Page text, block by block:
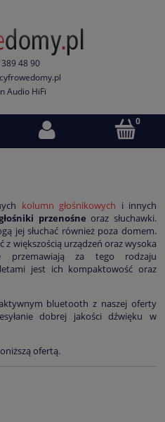
48 90
Audio HiFi
kolumn głośnikowych i innych
przenośne oraz słuchawki.
jej słuchać również poza domem.
większością urządzeń oraz wysoka
przemawiają za tego rodzaju
jest ich kompaktowość oraz
bluetooth z naszej oferty
dobrej jakości dźwięku w
ofertą.